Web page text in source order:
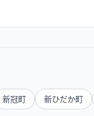
新冠町 新ひだか町